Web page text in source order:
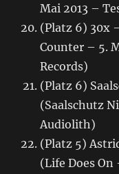
Mai 2013 –
(Platz 6) 30x
Counter – 5.
Records)
(Platz 6)
(Saalschutz
Audiolith)
(Platz 5)
(Life Does On